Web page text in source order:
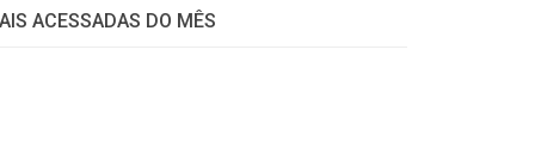
ACESSADAS DO MÊS